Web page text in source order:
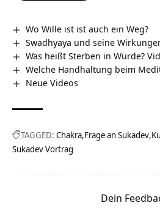
Wo Wille ist ist auch ein Weg?
Swadhyaya und seine
Was heißt Sterben in Würde?
Welche Handhaltung beim
Neue Videos
TAGGED: Chakra Frage an Sukadev
Sukadev Vortrag
Dein